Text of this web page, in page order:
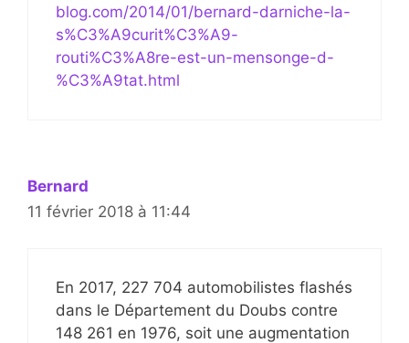
blog.com/2014/01/bernard-darniche-la-
s%C3%A9curit%C3%A9-
routi%C3%A8re-est-un-mensonge-d-
%C3%A9tat.html
Bernard
11 février 2018 à 11:44
En 2017, 227 704 automobilistes flashés
dans le Département du Doubs contre
148 261 en 1976, soit une augmentation